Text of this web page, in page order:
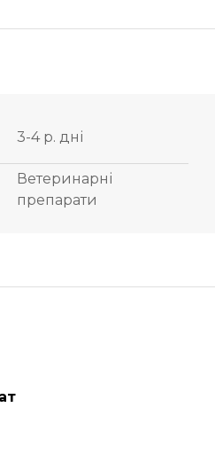
3-4 р. дні
Ветеринарні
препарати